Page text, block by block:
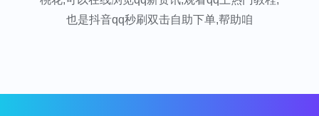
也是抖音qq秒刷双击自助下单,帮助咱